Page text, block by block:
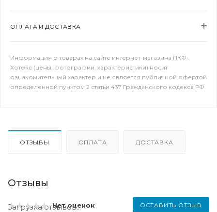
ОПЛАТА И ДОСТАВКА
Информация о товарах на сайте интернет-магазина ПКФ-
Хотокс (цены, фотографии, характеристики) носит
ознакомительный характер и не является публичной офертой
определенной пунктом 2 статьи 437 Гражданского кодекса РФ.
ОТЗЫВЫ ОПЛАТА ДОСТАВКА
Отзывы
Нет оценок ОСТАВИТЬ ОТЗЫВ
Загрузка отзывов...